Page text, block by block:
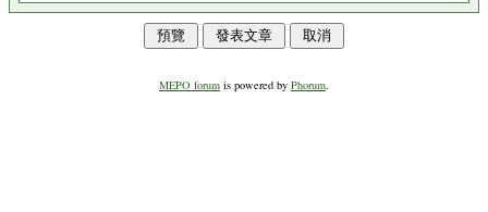
MEPO forum is powered by Phorum.